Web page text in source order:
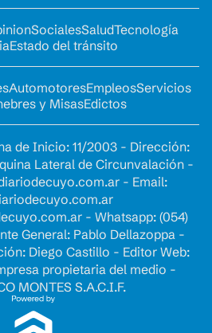
SocialesSaludTecnología
Estado del tránsito
AutomotoresEmpleosServicios
y MisasEdictos
de Inicio: 11/2003 - Dirección:
Lateral de Circunvalación -
- Email:
- Whatsapp: (054)
General: Pablo Dellazoppa -
Diego Castillo - Editor Web:
propietaria del medio -
MONTES S.A.C.I.F.